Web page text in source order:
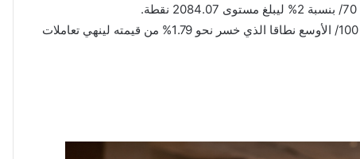
وامتدت عمليات جني الأرباح إلى مؤشر /إيجي إكس 100/ الأوسع نطاقا الذي خسر نحو 1.79% من قيمته لينهي تعاملات